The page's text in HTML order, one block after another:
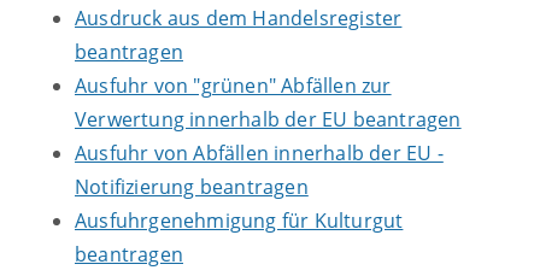
Ausdruck aus dem Handelsregister
beantragen
Ausfuhr von "grünen" Abfällen zur
Verwertung innerhalb der EU beantragen
Ausfuhr von Abfällen innerhalb der EU -
Notifizierung beantragen
Ausfuhrgenehmigung für Kulturgut
beantragen